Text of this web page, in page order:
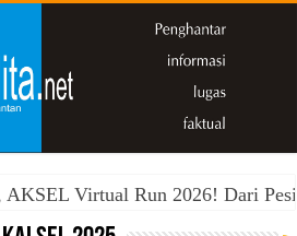
AKSEL Virtual Run 2026! Dari